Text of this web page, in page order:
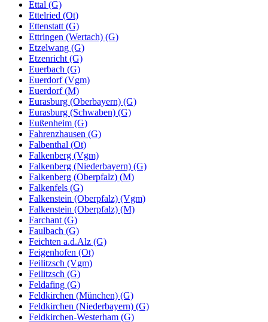
Ettal (G)
Ettelried (Ot)
Ettenstatt (G)
Ettringen (Wertach) (G)
Etzelwang (G)
Etzenricht (G)
Euerbach (G)
Euerdorf (Vgm)
Euerdorf (M)
Eurasburg (Oberbayern) (G)
Eurasburg (Schwaben) (G)
Eußenheim (G)
Fahrenzhausen (G)
Falbenthal (Ot)
Falkenberg (Vgm)
Falkenberg (Niederbayern) (G)
Falkenberg (Oberpfalz) (M)
Falkenfels (G)
Falkenstein (Oberpfalz) (Vgm)
Falkenstein (Oberpfalz) (M)
Farchant (G)
Faulbach (G)
Feichten a.d.Alz (G)
Feigenhofen (Ot)
Feilitzsch (Vgm)
Feilitzsch (G)
Feldafing (G)
Feldkirchen (München) (G)
Feldkirchen (Niederbayern) (G)
Feldkirchen-Westerham (G)